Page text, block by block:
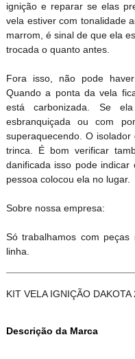
ignição e reparar se elas
vela estiver com tonalidade
marrom, é sinal de que ela
trocada o quanto antes.
Fora isso, não pode
Quando a ponta da vela
está carbonizada. Se
esbranquiçada ou com
superaquecendo. O
trinca. É bom verificar
danificada isso pode
pessoa colocou ela no lugar.
Sobre nossa empresa:
Só trabalhamos com
linha.
KIT VELA IGNIÇÃO
Descrição da Marca